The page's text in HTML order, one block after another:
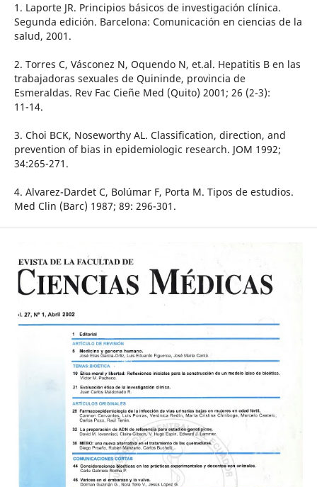
1. Laporte JR. Principios básicos de investigación clínica.
Segunda edición. Barcelona: Comunicación en ciencias de la
salud, 2001.
2. Torres C, Vásconez N, Oquendo N, et.al. Hepatitis B en las
trabajadoras sexuales de Quininde, provincia de
Esmeraldas. Rev Fac Cieñe Med (Quito) 2001; 26 (2-3):
11-14.
3. Choi BCK, Noseworthy AL. Classification, direction, and
prevention of bias in epidemiologic research. JOM 1992;
34:265-271.
4. Alvarez-Dardet C, Bolúmar F, Porta M. Tipos de estudios.
Med Clin (Barc) 1987; 89: 296-301.